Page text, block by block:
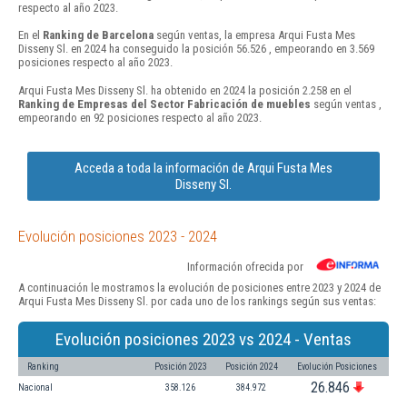
respecto al año 2023.
En el Ranking de Barcelona según ventas, la empresa Arqui Fusta Mes
Disseny Sl. en 2024 ha conseguido la posición 56.526 , empeorando en 3.569
posiciones respecto al año 2023.
Arqui Fusta Mes Disseny Sl. ha obtenido en 2024 la posición 2.258 en el
Ranking de Empresas del Sector Fabricación de muebles según ventas ,
empeorando en 92 posiciones respecto al año 2023.
Acceda a toda la información de Arqui Fusta Mes
Disseny Sl.
Evolución posiciones 2023 - 2024
Información ofrecida por
A continuación le mostramos la evolución de posiciones entre 2023 y 2024 de
Arqui Fusta Mes Disseny Sl. por cada uno de los rankings según sus ventas:
Evolución posiciones 2023 vs 2024 - Ventas
Ranking Posición 2023 Posición 2024 Evolución Posiciones
Nacional 358.126 384.972 26.846